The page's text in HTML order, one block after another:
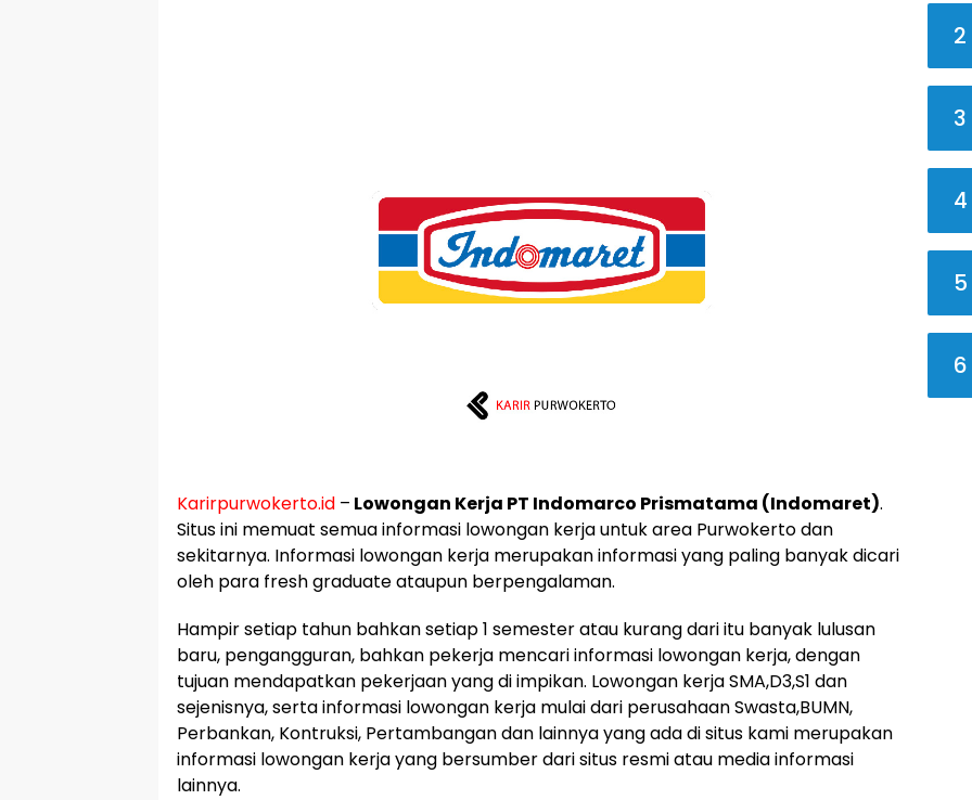
Karirpurwokerto.id – Lowongan Kerja PT Indomarco Prismatama (Indomaret).
Situs ini memuat semua informasi lowongan kerja untuk area Purwokerto dan
sekitarnya. Informasi lowongan kerja merupakan informasi yang paling banyak dicari
oleh para fresh graduate ataupun berpengalaman.
Hampir setiap tahun bahkan setiap 1 semester atau kurang dari itu banyak lulusan
baru, pengangguran, bahkan pekerja mencari informasi lowongan kerja, dengan
tujuan mendapatkan pekerjaan yang di impikan. Lowongan kerja SMA,D3,S1 dan
sejenisnya, serta informasi lowongan kerja mulai dari perusahaan Swasta,BUMN,
Perbankan, Kontruksi, Pertambangan dan lainnya yang ada di situs kami merupakan
informasi lowongan kerja yang bersumber dari situs resmi atau media informasi
lainnya.
2
3
4
5
6